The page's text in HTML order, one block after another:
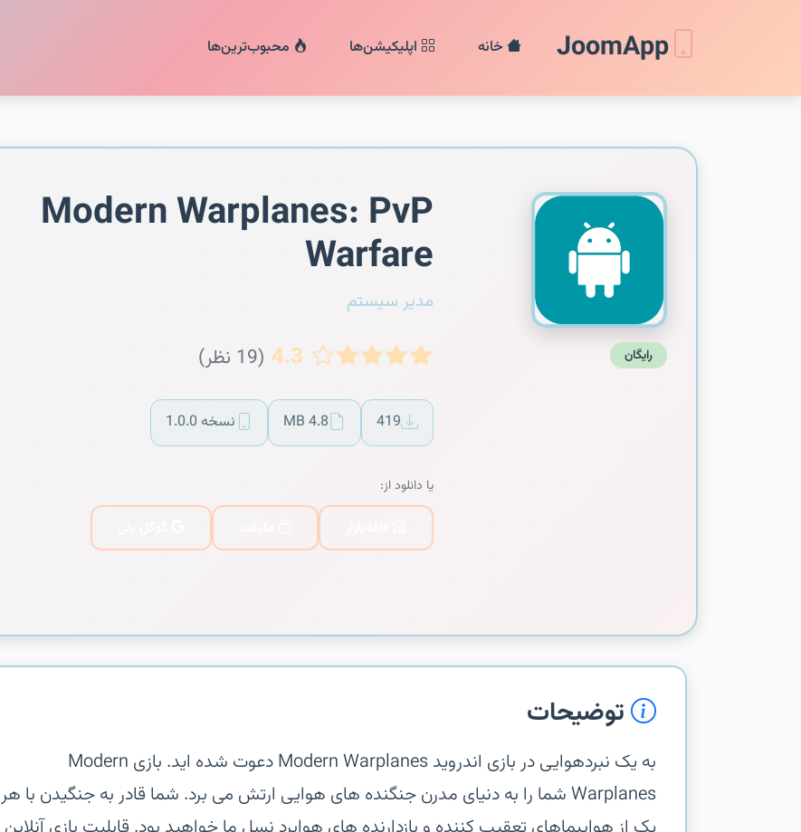
JoomApp خانه اپلیکیشن‌ها محبوب‌ترین‌ها
رایگان
Modern Warplanes: PvP
Warfare
مدیر سیستم
4.3 (19 نظر)
419
4.8 MB نسخه 1.0.0
یا دانلود از:
توضیحات
‏‏به یک نبردهوایی در بازی اندروید Modern Warplanes دعوت شده اید.‏ بازی Modern
Warplanes شما را به دنیای مدرن جنگنده های هوایی ارتش می برد. شما قادر به جنگیدن با هر